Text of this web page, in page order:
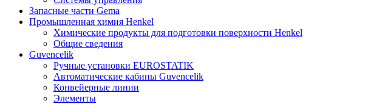
Запасные части Gema
Промышленная химия Henkel
Химические продукты для подготовки поверхности Henkel
Общие сведения
Guvencelik
Ручные установки EUROSTATIK
Автоматические кабины Guvencelik
Конвейерные линии
Элементы